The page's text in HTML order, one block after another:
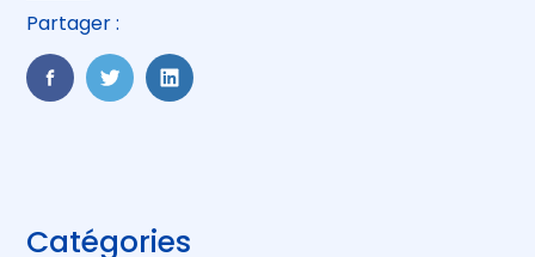
Partager :
FaceBook
TwitterLinkedIn
Blog
Catégories